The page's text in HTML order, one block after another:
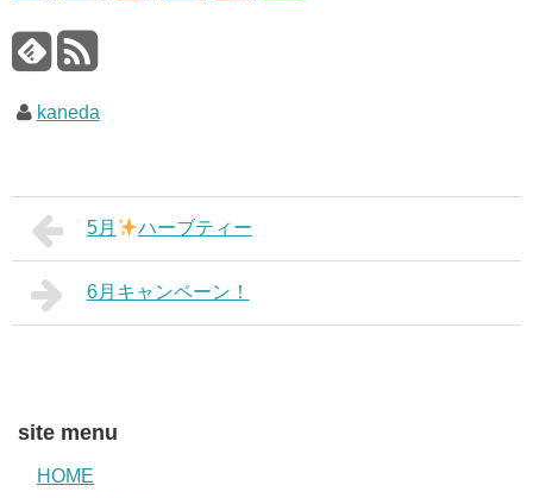
kaneda
5月 ハーブティー
6月キャンペーン！
site menu
HOME